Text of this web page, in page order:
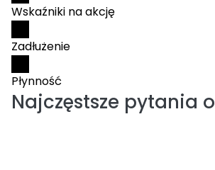
Wskaźniki na akcję
Zadłużenie
Płynność
Najczęstsze pytania o